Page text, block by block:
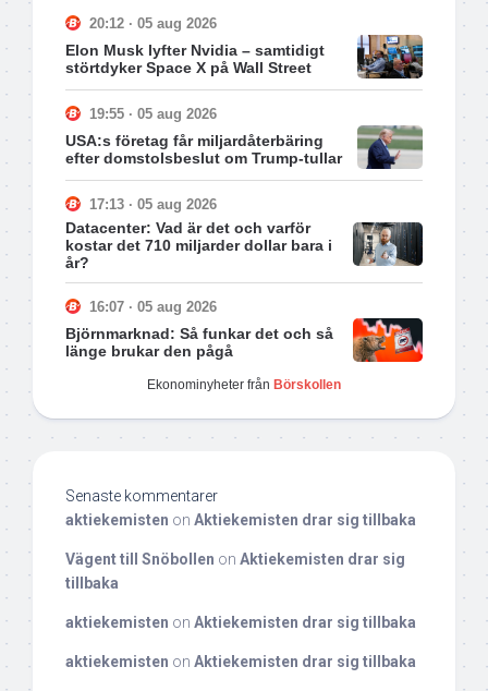
20:12 · 05 aug 2026
Elon Musk lyfter Nvidia – samtidigt
störtdyker Space X på Wall Street
19:55 · 05 aug 2026
USA:s företag får miljardåterbäring
efter domstolsbeslut om Trump-tullar
17:13 · 05 aug 2026
Datacenter: Vad är det och varför
kostar det 710 miljarder dollar bara i
år?
16:07 · 05 aug 2026
Björnmarknad: Så funkar det och så
länge brukar den pågå
Ekonominyheter från Börskollen
Senaste kommentarer
aktiekemisten on Aktiekemisten drar sig tillbaka
Vägent till Snöbollen on Aktiekemisten drar sig
tillbaka
aktiekemisten on Aktiekemisten drar sig tillbaka
aktiekemisten on Aktiekemisten drar sig tillbaka